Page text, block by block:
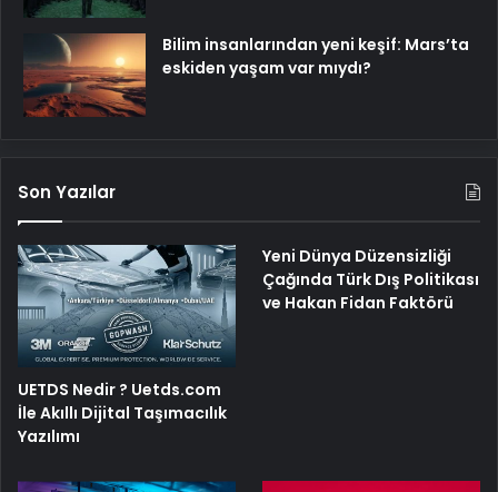
Bilim insanlarından yeni keşif: Mars’ta
eskiden yaşam var mıydı?
Son Yazılar
UETDS Nedir ? Uetds.com
İle Akıllı Dijital Taşımacılık
Yazılımı
Yeni Dünya Düzensizliği
Çağında Türk Dış Politikası
ve Hakan Fidan Faktörü